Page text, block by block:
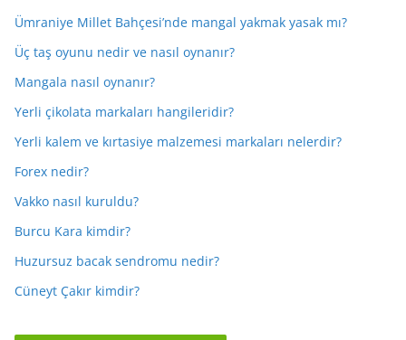
Ümraniye Millet Bahçesi’nde mangal yakmak yasak mı?
Üç taş oyunu nedir ve nasıl oynanır?
Mangala nasıl oynanır?
Yerli çikolata markaları hangileridir?
Yerli kalem ve kırtasiye malzemesi markaları nelerdir?
Forex nedir?
Vakko nasıl kuruldu?
Burcu Kara kimdir?
Huzursuz bacak sendromu nedir?
Cüneyt Çakır kimdir?